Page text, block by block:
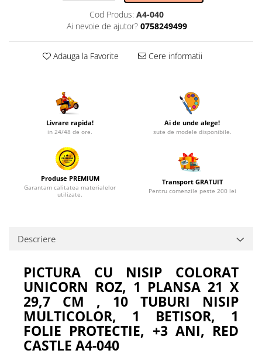
Cod Produs: A4-040
Ai nevoie de ajutor? 0758249499
Adauga la Favorite Cere informatii
Livrare rapida!
in 24/48 de ore.
Ai de unde alege!
sute de modele disponibile.
Produse PREMIUM
Garantam calitatea materialelor
utilizate.
Transport GRATUIT
Pentru comenzile peste 200 lei
Descriere
PICTURA CU NISIP COLORAT
UNICORN ROZ, 1 PLANSA 21 X
29,7 CM , 10 TUBURI NISIP
MULTICOLOR, 1 BETISOR, 1
FOLIE PROTECTIE, +3 ANI, RED
CASTLE A4-040